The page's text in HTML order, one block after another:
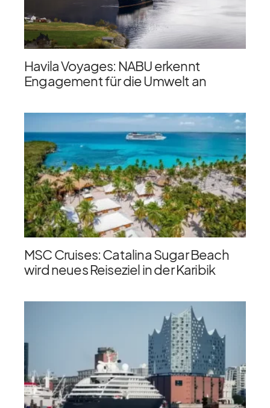
Havila Voyages: NABU erkennt
Engagement für die Umwelt an
MSC Cruises: Catalina Sugar Beach
wird neues Reiseziel in der Karibik